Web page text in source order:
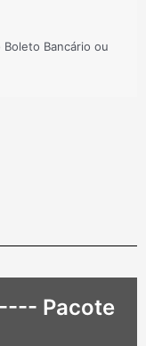
Bancário ou
Pacote